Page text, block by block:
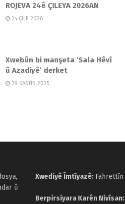
ROJEVA 24ê ÇILEYA 2026AN
24 ÇILE 2026
Xwebûn bi manşeta ‘Sala Hêvî
û Azadiyê’ derket
29 KANÛN 2025
û
Xwediyê Îmtîyazê:
Berpirsiyara Karên Nivîsan: